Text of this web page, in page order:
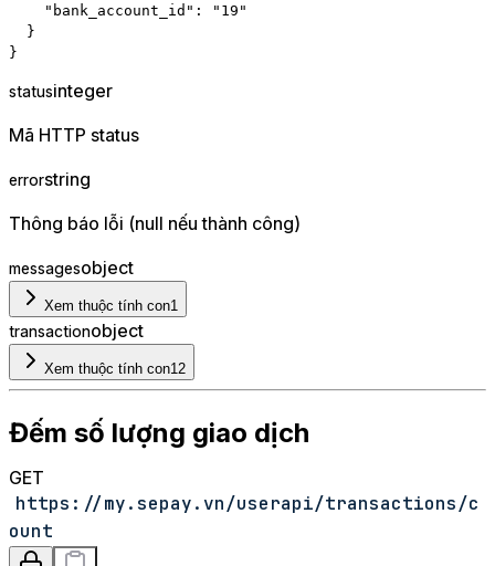
"bank_account_id" :
"19"
}
}
statusinteger
Mã HTTP status
errorstring
Thông báo lỗi (null nếu thành công)
messagesobject
Xem thuộc tính con1
transactionobject
Xem thuộc tính con12
Đếm số lượng giao dịch
GET
https://my.sepay.vn/userapi/transactions/c
ount